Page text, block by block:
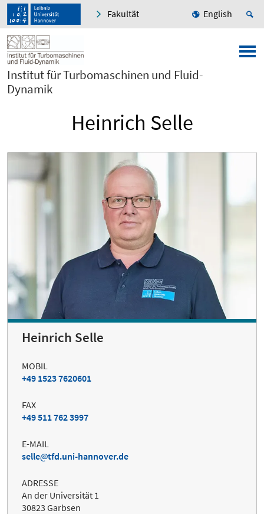
Fakultät English
Institut für Turbomaschinen und Fluid-
Dynamik
Heinrich Selle
Heinrich Selle
MOBIL
+49 1523 7620601
FAX
+49 511 762 3997
E-MAIL
selle
tfd.uni-hannover.de
ADRESSE
An der Universität 1
30823 Garbsen